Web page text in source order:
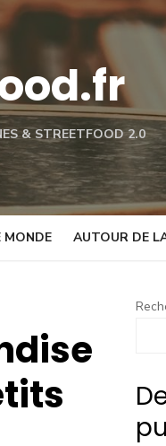
& STREETFOOD 2.0
MONDE AUTOUR DE